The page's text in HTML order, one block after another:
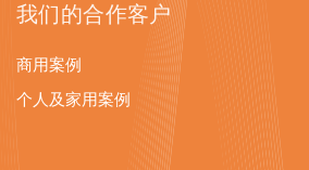
我们的合作客户
商用案例
个人及家用案例